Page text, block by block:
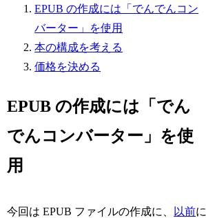
EPUB の作成には「でんでんコン
バーター」を使用
本の構成を考える
価格を決める
EPUB の作成には「でん
でんコンバーター」を使
用
今回は EPUB ファイルの作成に、 以前に